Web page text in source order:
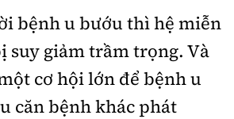
bệnh u bướu thì hệ miễn
suy giảm trầm trọng. Và
cơ hội lớn để bệnh u
căn bệnh khác phát